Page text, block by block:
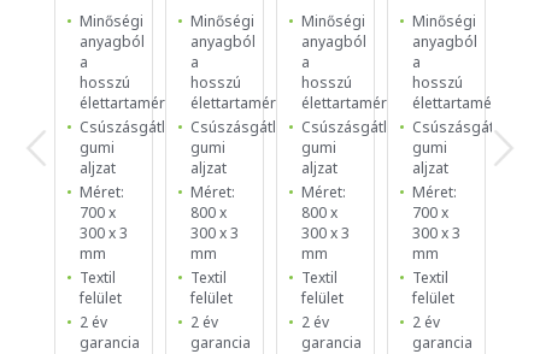
Minőségi
anyagból
a
hosszú
élettartamért
Csúszásgátló
gumi
aljzat
Méret:
700 x
300 x 3
mm
Textil
felület
2 év
garancia
Minőségi
anyagból
a
hosszú
élettartamért
Csúszásgátló
gumi
aljzat
Méret:
800 x
300 x 3
mm
Textil
felület
2 év
garancia
Minőségi
anyagból
a
hosszú
élettartamért
Csúszásgátló
gumi
aljzat
Méret:
800 x
300 x 3
mm
Textil
felület
2 év
garancia
Minőségi
anyagból
a
hosszú
élettartamért
Csúszásgátló
gumi
aljzat
Méret:
700 x
300 x 3
mm
Textil
felület
2 év
garancia